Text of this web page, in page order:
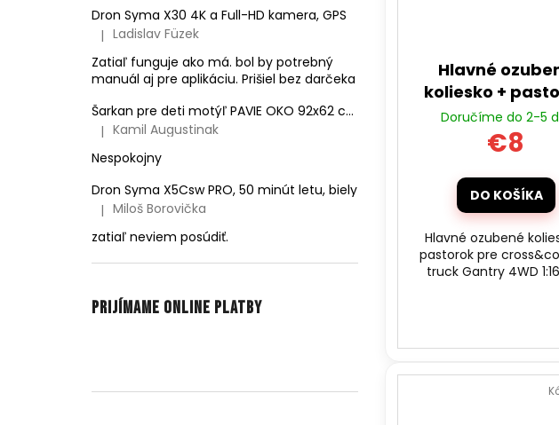
Dron Syma X30 4K a Full-HD kamera, GPS
Hodnotenie produktu je 4 z 5 hviezdičiek.
| Ladislav Füzek
Zatiaľ funguje ako má. bol by potrebný
manuál aj pre aplikáciu. Prišiel bez darčeka
Šarkan pre deti motýľ PAVIE OKO 92x62 cm
Hodnotenie produktu je 5 z 5 hviezdičiek.
| Kamil Augustinak
Nespokojny
Dron Syma X5Csw PRO, 50 minút letu, biely
Hodnotenie produktu je 5 z 5 hviezdičiek.
| Miloš Borovička
zatiaľ neviem posúdiť.
Prijímame online platby
Hlavné
koliesko +
Doručíme do 2-5
€8
DO KOŠÍKA
Hlavné ozubené
pastorok pre
truck Gantry 4WD 1:16